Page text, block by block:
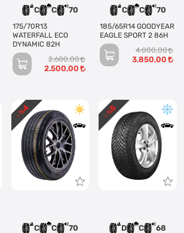
C C 70
175/70R13
WATERFALL ECO
DYNAMIC 82H
2.600,00
2.500,00
C C 70
185/65R14 GOODYEAR
EAGLE SPORT 2 86H
4.000,00
3.850,00
C C 70
- %
4
D C 68
- %
5